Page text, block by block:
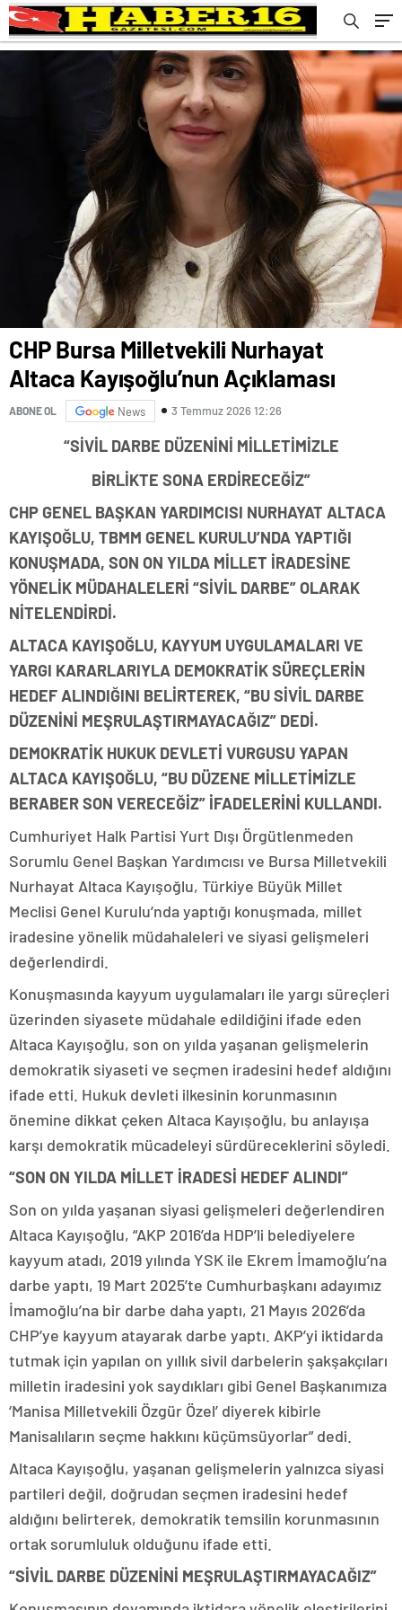
CHP Bursa Milletvekili Nurhayat
Altaca Kayışoğlu’nun Açıklaması
ABONE OL News 3 Temmuz 2026 12:26
“SİVİL DARBE DÜZENİNİ MİLLETİMİZLE
BİRLİKTE SONA ERDİRECEĞİZ”
CHP GENEL BAŞKAN YARDIMCISI NURHAYAT ALTACA
KAYIŞOĞLU, TBMM GENEL KURULU’NDA YAPTIĞI
KONUŞMADA, SON ON YILDA MİLLET İRADESİNE
YÖNELİK MÜDAHALELERİ “SİVİL DARBE” OLARAK
NİTELENDİRDİ.
ALTACA KAYIŞOĞLU, KAYYUM UYGULAMALARI VE
YARGI KARARLARIYLA DEMOKRATİK SÜREÇLERİN
HEDEF ALINDIĞINI BELİRTEREK, “BU SİVİL DARBE
DÜZENİNİ MEŞRULAŞTIRMAYACAĞIZ” DEDİ.
DEMOKRATİK HUKUK DEVLETİ VURGUSU YAPAN
ALTACA KAYIŞOĞLU, “BU DÜZENE MİLLETİMİZLE
BERABER SON VERECEĞİZ” İFADELERİNİ KULLANDI.
Cumhuriyet Halk Partisi Yurt Dışı Örgütlenmeden
Sorumlu Genel Başkan Yardımcısı ve Bursa Milletvekili
Nurhayat Altaca Kayışoğlu, Türkiye Büyük Millet
Meclisi Genel Kurulu’nda yaptığı konuşmada, millet
iradesine yönelik müdahaleleri ve siyasi gelişmeleri
değerlendirdi.
Konuşmasında kayyum uygulamaları ile yargı süreçleri
üzerinden siyasete müdahale edildiğini ifade eden
Altaca Kayışoğlu, son on yılda yaşanan gelişmelerin
demokratik siyaseti ve seçmen iradesini hedef aldığını
ifade etti. Hukuk devleti ilkesinin korunmasının
önemine dikkat çeken Altaca Kayışoğlu, bu anlayışa
karşı demokratik mücadeleyi sürdüreceklerini söyledi.
“SON ON YILDA MİLLET İRADESİ HEDEF ALINDI”
Son on yılda yaşanan siyasi gelişmeleri değerlendiren
Altaca Kayışoğlu, “AKP 2016’da HDP’li belediyelere
kayyum atadı, 2019 yılında YSK ile Ekrem İmamoğlu’na
darbe yaptı, 19 Mart 2025’te Cumhurbaşkanı adayımız
İmamoğlu’na bir darbe daha yaptı, 21 Mayıs 2026’da
CHP’ye kayyum atayarak darbe yaptı. AKP’yi iktidarda
tutmak için yapılan on yıllık sivil darbelerin şakşakçıları
milletin iradesini yok saydıkları gibi Genel Başkanımıza
‘Manisa Milletvekili Özgür Özel’ diyerek kibirle
Manisalıların seçme hakkını küçümsüyorlar” dedi.
Altaca Kayışoğlu, yaşanan gelişmelerin yalnızca siyasi
partileri değil, doğrudan seçmen iradesini hedef
aldığını belirterek, demokratik temsilin korunmasının
ortak sorumluluk olduğunu ifade etti.
“SİVİL DARBE DÜZENİNİ MEŞRULAŞTIRMAYACAĞIZ”